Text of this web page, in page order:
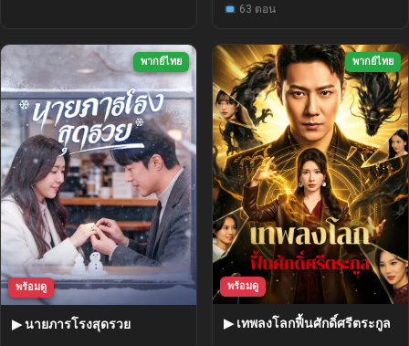
63 ตอน
พากย์ไทย
พร้อมดู
▶ นายภารโรงสุดรวย
พากย์ไทย
พร้อมดู
▶ เทพลงโลกฟื้นศักดิ์ศรีตระกูล